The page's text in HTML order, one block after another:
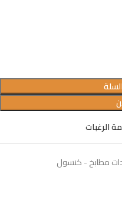
الرغبات
مطابخ - كنسول